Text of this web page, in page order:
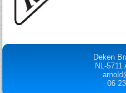
Deken
NL-5711
06